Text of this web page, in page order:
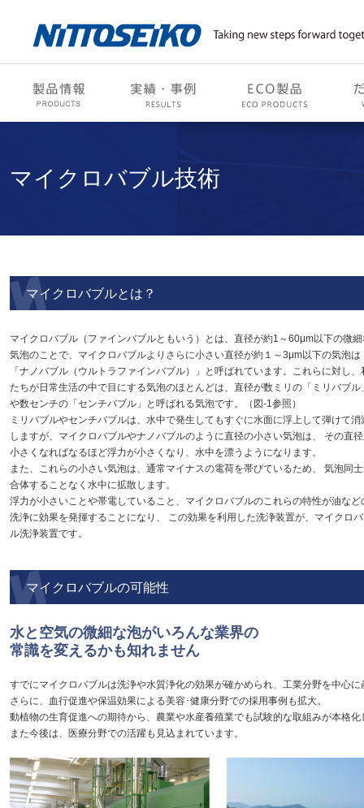
マイクロバブル技術
マイクロバブルとは？
マイクロバブル（ファインバブルともいう）とは、直径が約1～60μm以下の微
気泡のことで、マイクロバブルよりさらに小さい直径が約１～3μm以下の気泡は
「ナノバブル（ウルトラファインバブル）」と呼ばれています。これらに対し、
たちが日常生活の中で目にする気泡のほとんどは、直径が数ミリの「ミリバブル
や数センチの「センチバブル」と呼ばれる気泡です。（図-1参照）
ミリバブルやセンチバブルは、水中で発生してもすぐに水面に浮上して弾けて消
しますが、マイクロバブルやナノバブルのように直径の小さい気泡は、 その直
小さくなればなるほど浮力が小さくなり、水中を漂うようになります。
また、これらの小さい気泡は、通常マイナスの電荷を帯びているため、 気泡同
合体することなく水中に拡散します。
浮力が小さいことや帯電していること、マイクロバブルのこれらの特性が油など
洗浄に効果を発揮することになり、 この効果を利用した洗浄装置が、マイクロ
ル洗浄装置です。
マイクロバブルの可能性
水と空気の微細な泡がいろんな業界の
常識を変えるかも知れません
すでにマイクロバブルは洗浄や水質浄化の効果が確かめられ、工業分野を中心
さらに、血行促進や保温効果による美容･健康分野での採用事例も拡大。
動植物の生育促進への期待から、農業や水産養殖業でも試験的な取組みが本格化
また今後は、医療分野での活躍も見込まれています。